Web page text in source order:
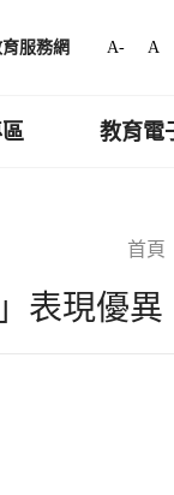
服務網 A- A
教育電
首頁
表現優異